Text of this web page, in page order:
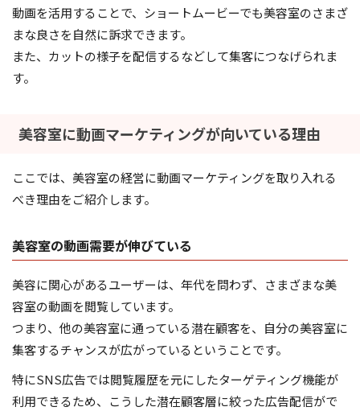
動画を活用することで、ショートムービーでも美容室のさまざ
まな良さを自然に訴求できます。
また、カットの様子を配信するなどして集客につなげられま
す。
美容室に動画マーケティングが向いている理由
ここでは、美容室の経営に動画マーケティングを取り入れる
べき理由をご紹介します。
美容室の動画需要が伸びている
美容に関心があるユーザーは、年代を問わず、さまざまな美
容室の動画を閲覧しています。
つまり、他の美容室に通っている潜在顧客を、自分の美容室に
集客するチャンスが広がっているということです。
特にSNS広告では閲覧履歴を元にしたターゲティング機能が
利用できるため、こうした潜在顧客層に絞った広告配信がで